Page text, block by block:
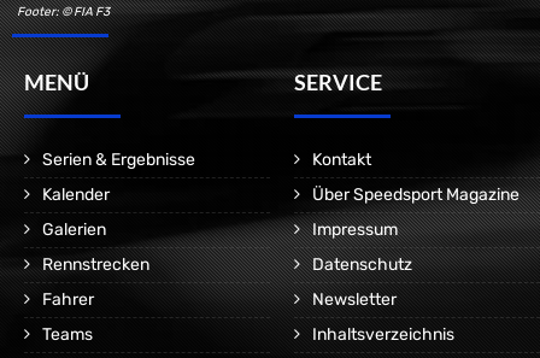
Footer: © FIA F3
MENÜ
Serien & Ergebnisse
Kalender
Galerien
Rennstrecken
Fahrer
Teams
SERVICE
Kontakt
Über Speedsport Magazine
Impressum
Datenschutz
Newsletter
Inhaltsverzeichnis